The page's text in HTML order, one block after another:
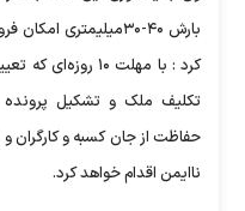
بارش ۴۰-۳۰میلیمتری
کرد : با مهلت ۱۰
حفاظت از جان کسبه و کارگران
ناایمن اقدام خواهد کرد.